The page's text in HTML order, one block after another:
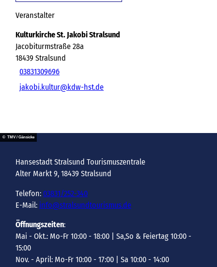
Veranstalter
Kulturkirche St. Jakobi Stralsund
Jacobiturmstraße 28a
18439 Stralsund
03831309696
jakobi.kultur@kdw-hst.de
© TMV / Gänsicke
Hansestadt Stralsund Tourismuszentrale
Alter Markt 9, 18439 Stralsund
Telefon: 03831/252-340
E-Mail: info@stralsundtourismus.de
Öffnungszeiten:
Mai - Okt.: Mo-Fr 10:00 - 18:00 | Sa,So & Feiertag 10:00 -
15:00
Nov. - April: Mo-Fr 10:00 - 17:00 | Sa 10:00 - 14:00